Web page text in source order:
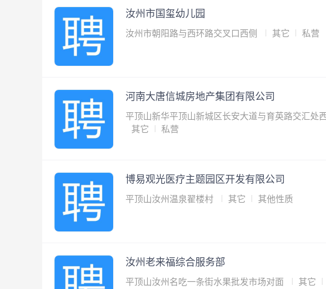
汝州市国玺幼儿园
汝州市朝阳路与西环路交叉口西侧 其它 私营
河南大唐信城房地产集团有限公司
平顶山新华平顶山新城区长安大道与育英路交汇处
其它
私营
博易观光医疗主题园区开发有限公司
平顶山汝州温泉翟楼村 其它 其他性质
汝州老来福综合服务部
平顶山汝州名吃一条街水果批发市场对面 其它